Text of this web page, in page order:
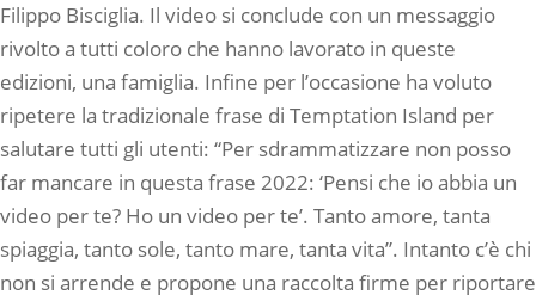
Filippo Bisciglia. Il video si conclude con un messaggio
rivolto a tutti coloro che hanno lavorato in queste
edizioni, una famiglia. Infine per l’occasione ha voluto
ripetere la tradizionale frase di Temptation Island per
salutare tutti gli utenti: “Per sdrammatizzare non posso
far mancare in questa frase 2022: ‘Pensi che io abbia un
video per te? Ho un video per te’. Tanto amore, tanta
spiaggia, tanto sole, tanto mare, tanta vita”. Intanto c’è chi
non si arrende e propone una raccolta firme per riportare